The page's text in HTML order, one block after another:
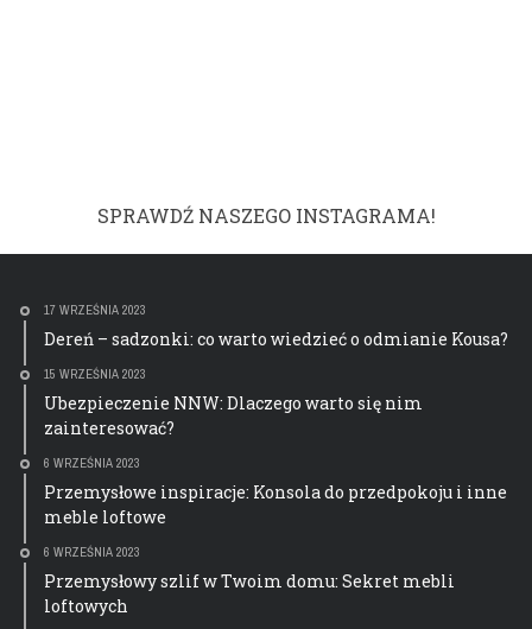
SPRAWDŹ NASZEGO INSTAGRAMA!
17 WRZEŚNIA 2023
Dereń – sadzonki: co warto wiedzieć o odmianie Kousa?
15 WRZEŚNIA 2023
Ubezpieczenie NNW: Dlaczego warto się nim
zainteresować?
6 WRZEŚNIA 2023
Przemysłowe inspiracje: Konsola do przedpokoju i inne
meble loftowe
6 WRZEŚNIA 2023
Przemysłowy szlif w Twoim domu: Sekret mebli
loftowych